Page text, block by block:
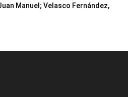
Manuel; Velasco Fernández,